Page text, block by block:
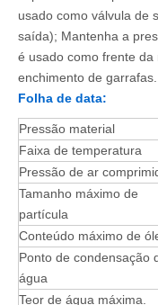
usado como válvula de
saída); Mantenha a
é usado como frente
enchimento de garrafas.
Folha de data:
Pressão material
Faixa de temperatura
Pressão de ar
Tamanho máximo de
partícula
Conteúdo máximo de
Ponto de condensação
água
Teor de água máxima.